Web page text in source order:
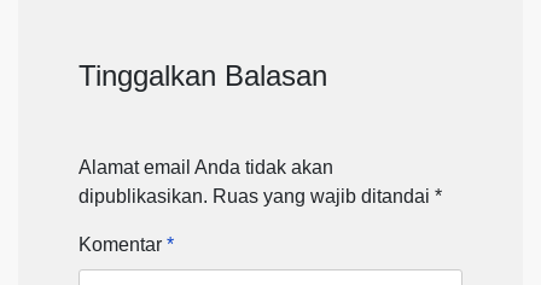
Tinggalkan Balasan
Alamat email Anda tidak akan
dipublikasikan. Ruas yang wajib ditandai *
Komentar *